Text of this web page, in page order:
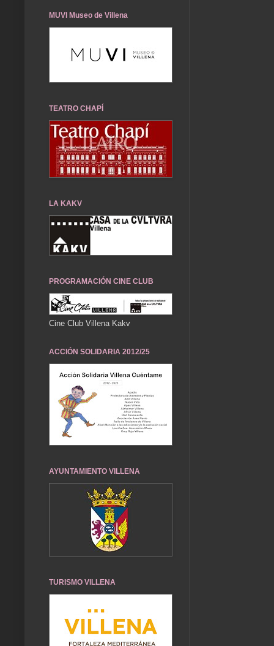
MUVI Museo de Villena
TEATRO CHAPÍ
LA KAKV
PROGRAMACIÓN CINE CLUB
Cine Club Villena Kakv
ACCIÓN SOLIDARIA 2012/25
AYUNTAMIENTO VILLENA
TURISMO VILLENA